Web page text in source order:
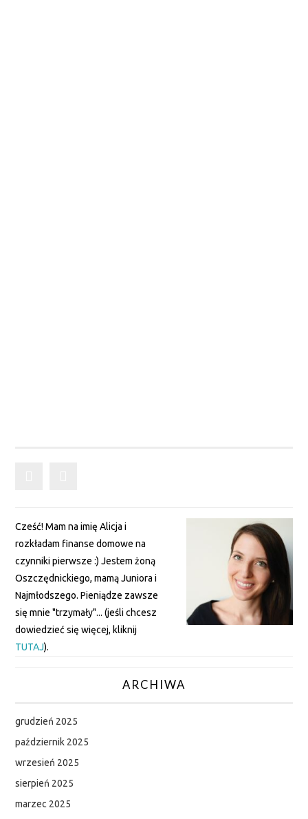
Cześć! Mam na imię Alicja i
rozkładam finanse domowe na
czynniki pierwsze :) Jestem żoną
Oszczędnickiego, mamą Juniora i
Najmłodszego. Pieniądze zawsze
się mnie "trzymały"... (jeśli chcesz
dowiedzieć się więcej, kliknij
TUTAJ).
ARCHIWA
grudzień 2025
październik 2025
wrzesień 2025
sierpień 2025
marzec 2025